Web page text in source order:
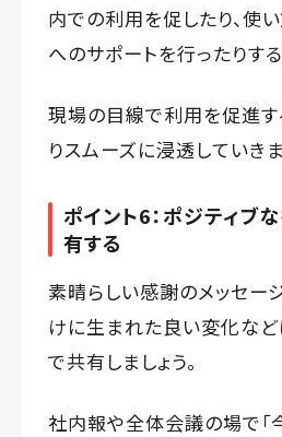
内での利用を促したり、使
へのサポートを行ったりす
現場の目線で利用を促進す
りスムーズに浸透していきま
ポイント6：ポジティブ
有する
素晴らしい感謝のメッセー
けに生まれた良い変化など
で共有しましょう。
社内報や全体会議の場で「